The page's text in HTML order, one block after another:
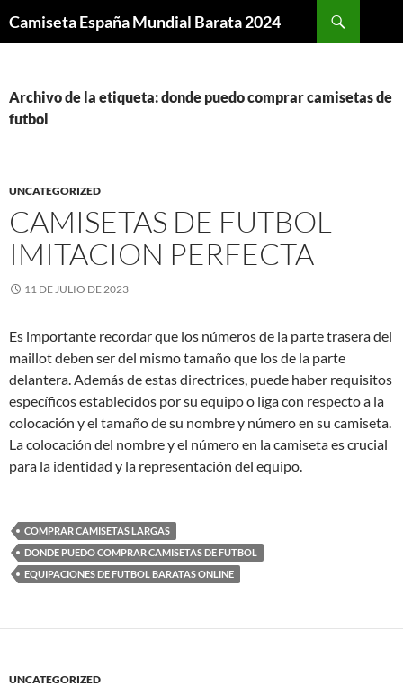
Camiseta España Mundial Barata 2024
Archivo de la etiqueta: donde puedo comprar camisetas de
futbol
UNCATEGORIZED
CAMISETAS DE FUTBOL
IMITACION PERFECTA
11 DE JULIO DE 2023
Es importante recordar que los números de la parte trasera del
maillot deben ser del mismo tamaño que los de la parte
delantera. Además de estas directrices, puede haber requisitos
específicos establecidos por su equipo o liga con respecto a la
colocación y el tamaño de su nombre y número en su camiseta.
La colocación del nombre y el número en la camiseta es crucial
para la identidad y la representación del equipo.
COMPRAR CAMISETAS LARGAS
DONDE PUEDO COMPRAR CAMISETAS DE FUTBOL
EQUIPACIONES DE FUTBOL BARATAS ONLINE
UNCATEGORIZED